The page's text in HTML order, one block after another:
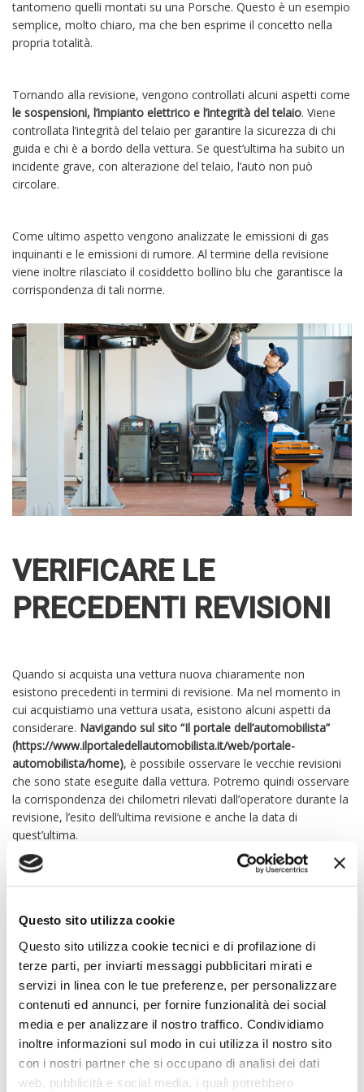
Questo sito utilizza cookie
Questo sito utilizza cookie tecnici e di profilazione di
terze parti, per inviarti messaggi pubblicitari mirati e
servizi in linea con le tue preferenze, per personalizzare
contenuti ed annunci, per fornire funzionalità dei social
media e per analizzare il nostro traffico. Condividiamo
inoltre informazioni sul modo in cui utilizza il nostro sito
con i nostri partner che si occupano di analisi dei dati
web, pubblicità e social media, i quali potrebbero
tantomeno quelli montati su una Porsche. Questo è un esempio
semplice, molto chiaro, ma che ben esprime il concetto nella
propria totalità.
Tornando alla revisione, vengono controllati alcuni aspetti come
le sospensioni, l’impianto elettrico e l’integrità del telaio. Viene
controllata l’integrità del telaio per garantire la sicurezza di chi
guida e chi è a bordo della vettura. Se quest’ultima ha subito un
incidente grave, con alterazione del telaio, l’auto non può
circolare.
Come ultimo aspetto vengono analizzate le emissioni di gas
inquinanti e le emissioni di rumore. Al termine della revisione
viene inoltre rilasciato il cosiddetto bollino blu che garantisce la
corrispondenza di tali norme.
VERIFICARE LE
PRECEDENTI REVISIONI
Quando si acquista una vettura nuova chiaramente non
esistono precedenti in termini di revisione. Ma nel momento in
cui acquistiamo una vettura usata, esistono alcuni aspetti da
considerare. Navigando sul sito “Il portale dell’automobilista”
(https://www.ilportaledellautomobilista.it/web/portale-
automobilista/home), è possibile osservare le vecchie revisioni
che sono state eseguite dalla vettura. Potremo quindi osservare
la corrispondenza dei chilometri rilevati dall’operatore durante la
revisione, l’esito dell’ultima revisione e anche la data di
quest’ultima.
L’inserimento digitale all’interno di questo portale è arrivato però
preoccuparsi quindi se tutti i vecchi termini di revisione
antecedente a tale data, non sono on-line. Tuttavia devono
essere comunque presenti all’interno dei documenti cartacei in
dote alla vettura.